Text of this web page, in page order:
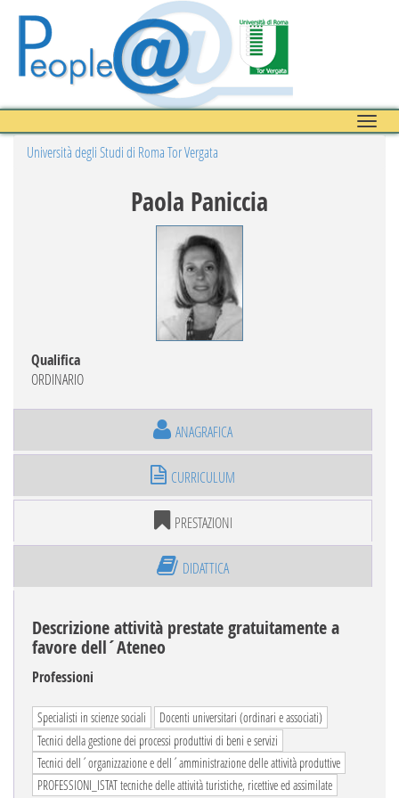
Toggle
Università degli Studi di Roma Tor Vergata
Paola Paniccia
Qualifica
ORDINARIO
ANAGRAFICA
CURRICULUM
PRESTAZIONI
DIDATTICA
Descrizione attività prestate gratuitamente a
favore dell´Ateneo
Professioni
Specialisti in scienze sociali
Docenti universitari (ordinari e associati)
Tecnici della gestione dei processi produttivi di beni e servizi
Tecnici dell´organizzazione e dell´amministrazione delle attività produttive
PROFESSIONI_ISTAT tecniche delle attività turistiche, ricettive ed assimilate